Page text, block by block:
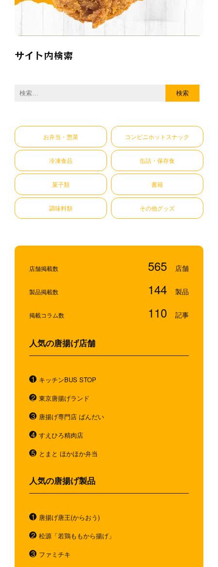
サイト内検索
検
お弁当・惣菜 コンビニホットスナック
冷凍食品 缶詰・保存食
菓子類 書籍
調味料類 その他グッズ
店舗掲載数 565
製品掲載数 144
掲載コラム数 110
人気の唐揚げ店舗
キッチンBUS STOP
東京唐揚げランド
唐揚げ専門店 ばんだい
すえひろ精肉店
とまと ほかほか弁当
人気の唐揚げ製品
唐揚げ唐王(からおう)
松源「若鶏ももから揚げ」
ファミチキ